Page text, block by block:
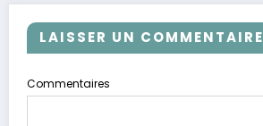
LAISSER UN COMMENTAIRE
Commentaires